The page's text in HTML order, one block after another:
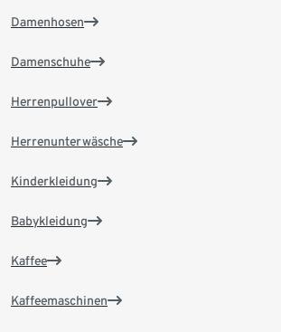
Damenhosen
Damenschuhe
Herrenpullover
Herrenunterwäsche
Kinderkleidung
Babykleidung
Kaffee
Kaffeemaschinen